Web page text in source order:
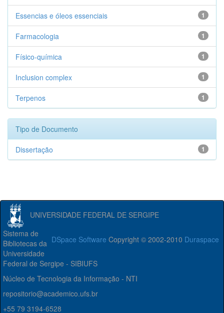
1
Essencias e óleos essenciais
1
Farmacologia
1
Físico-química
1
Inclusion complex
1
Terpenos
Tipo de Documento
1
Dissertação
UNIVERSIDADE FEDERAL DE SERGIPE
DSpace Software Copyright © 2002-2010 Duraspace
Sistema de
Bibliotecas da
Universidade
Federal de Sergipe - SIBIUFS
Núcleo de Tecnologia da Informação - NTI
repositorio@academico.ufs.br
+55 79 3194-6528